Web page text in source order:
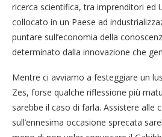
ricerca scientifica, tra imprenditori ed
collocato in un Paese ad
puntare sull’economia della
determinato dalla innovazione che
Mentre ci avviamo a festeggiare un
Zes, forse qualche riflessione più
sarebbe il caso di farla. Assistere alle
sull’ennesima occasione sprecata